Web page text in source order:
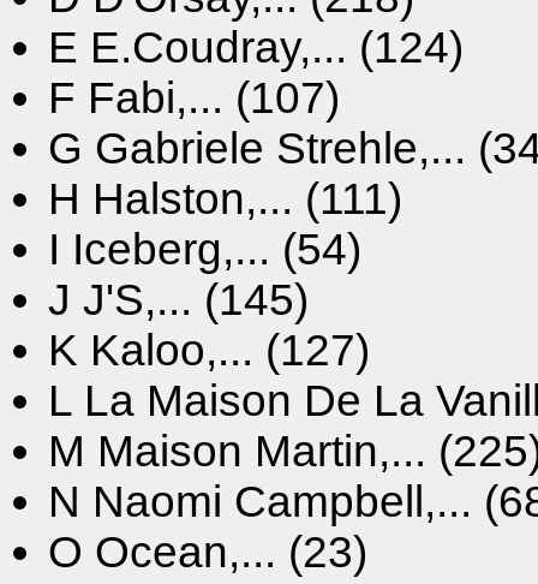
E E.Coudray,... (124)
F Fabi,... (107)
G Gabriele Strehle,...
H Halston,... (111)
I Iceberg,... (54)
J J'S,... (145)
K Kaloo,... (127)
L La Maison De La
M Maison Martin,...
N Naomi Campbell,...
O Ocean,... (23)